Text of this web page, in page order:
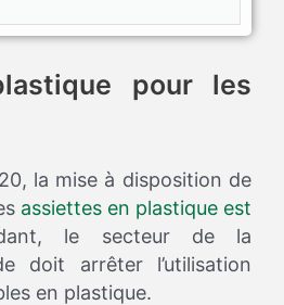
pour les
la mise à disposition de
assiettes en plastique est
le secteur de la
doit arrêter l’utilisation
en plastique.